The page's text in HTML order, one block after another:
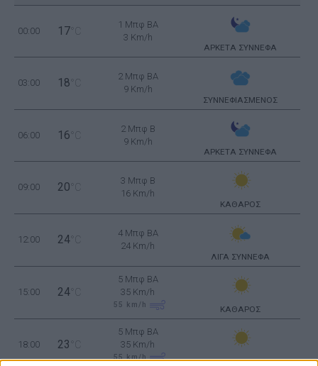
00:00 17 °C
1 Μπφ BA
3 Km/h
ΑΡΚΕΤΑ ΣΥΝΝΕΦΑ
03:00 18 °C
2 Μπφ BA
9 Km/h
ΣΥΝΝΕΦΙΑΣΜΕΝΟΣ
06:00 16 °C
2 Μπφ B
9 Km/h
ΑΡΚΕΤΑ ΣΥΝΝΕΦΑ
09:00 20 °C
3 Μπφ B
16 Km/h
ΚΑΘΑΡΟΣ
12:00 24 °C
4 Μπφ BA
24 Km/h
ΛΙΓΑ ΣΥΝΝΕΦΑ
15:00 24 °C
5 Μπφ BA
35 Km/h
55 km/h ΚΑΘΑΡΟΣ
18:00 23 °C
5 Μπφ BA
35 Km/h
55km/h ΚΑΘΑΡΟΣ